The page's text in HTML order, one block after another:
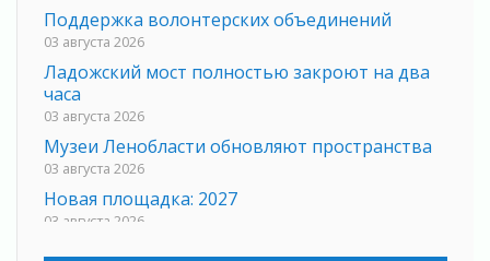
Поддержка волонтерских объединений
03 августа 2026
Ладожский мост полностью закроют на два
часа
03 августа 2026
Музеи Ленобласти обновляют пространства
03 августа 2026
Новая площадка: 2027
03 августа 2026
Часть медиков в Ленобласти сможет